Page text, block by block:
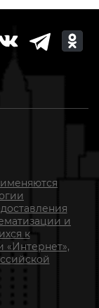
и
к
«Интернет»,